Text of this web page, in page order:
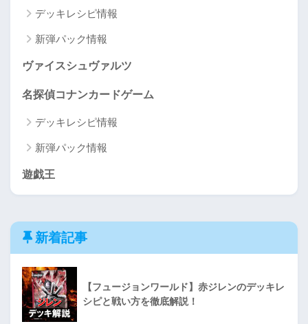
デッキレシピ情報
新弾パック情報
ヴァイスシュヴァルツ
名探偵コナンカードゲーム
デッキレシピ情報
新弾パック情報
遊戯王
新着記事
【フュージョンワールド】赤ジレンのデッキレ
シピと戦い方を徹底解説！